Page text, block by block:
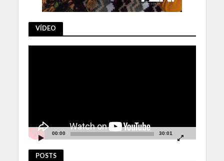
VÍDEO
00:00 30:01
POSTS